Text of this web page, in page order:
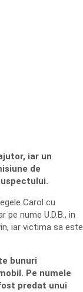
iar un
de
Carol cu
pe nume U.D.B., in
iar victima sa este
bunuri
Pe numele
predat unui